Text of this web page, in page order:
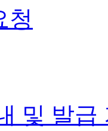
청
및 발급